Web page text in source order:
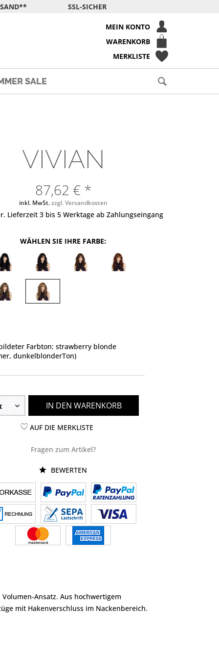
SSL-SICHER
MEIN KONTO
WARENKORB
MERKLISTE
SALE
VIVIAN
87,62 € *
inkl. MwSt.zzgl. Versandkosten
Lieferzeit 3 bis 5 Werktage ab Zahlungseingang
WÄHLEN SIE IHRE FARBE:
Farbton: strawberry blonde
dunkelblonderTon)
IN DEN WARENKORB
AUF DIE MERKLISTE
Fragen zum Artikel?
BEWERTEN
Ansatz. Aus hochwertigem
mit Hakenverschluss im Nackenbereich.